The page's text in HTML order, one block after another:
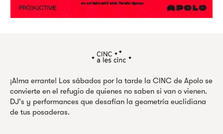
¡Alma errante! Los sábados por la tarde la CINC de Apolo se
convierte en el refugio de quienes no saben si van o vienen.
DJ's y performances que desafían la geometría euclidiana
de tus posaderas.